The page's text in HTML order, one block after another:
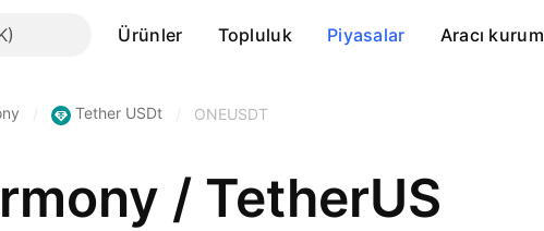
Ürünler Topluluk Piyasalar Aracı kurum
Tether USDt ONEUSDT
/ TetherUS